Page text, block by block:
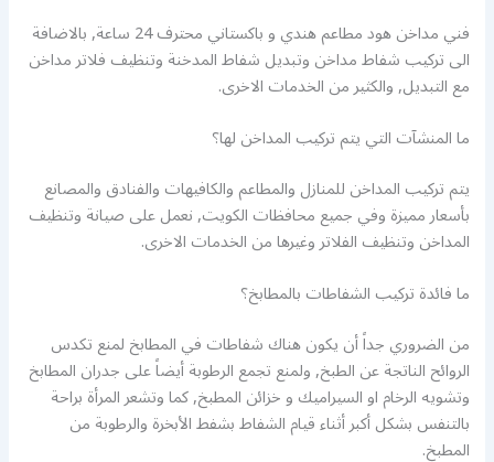
فني مداخن هود مطاعم هندي و باكستاني محترف 24 ساعة, بالاضافة
الى تركيب شفاط مداخن وتبديل شفاط المدخنة وتنظيف فلاتر مداخن
مع التبديل, والكثير من الخدمات الاخرى.
ما المنشآت التي يتم تركيب المداخن لها؟
يتم تركيب المداخن للمنازل والمطاعم والكافيهات والفنادق والمصانع
بأسعار مميزة وفي جميع محافظات الكويت, نعمل على صيانة وتنظيف
المداخن وتنظيف الفلاتر وغيرها من الخدمات الاخرى.
ما فائدة تركيب الشفاطات بالمطابخ؟
من الضروري جداً أن يكون هناك شفاطات في المطابخ لمنع تكدس
الروائح الناتجة عن الطبخ, ولمنع تجمع الرطوبة أيضاً على جدران المطابخ
وتشويه الرخام او السيراميك و خزائن المطبخ, كما وتشعر المرأة براحة
بالتنفس بشكل أكبر أثناء قيام الشفاط بشفط الأبخرة والرطوبة من
المطبخ.